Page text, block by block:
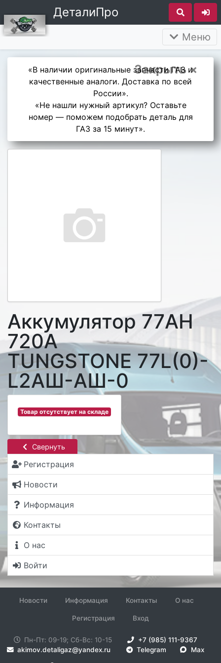
ДеталиПро
Меню
Закрыть ×
«В наличии оригинальные запчасти ГАЗ и
качественные аналоги. Доставка по всей
России».
«Не нашли нужный артикул? Оставьте
номер — поможем подобрать деталь для
ГАЗ за 15 минут».
Свернуть
Регистрация
Новости
Информация
Контакты
О нас
Войти
Аккумулятор 77AH
720A
TUNGSTONE 77L(0)-
L2АШ-АШ-0
Товар отсутствует на складе
Новости Информация Контакты О нас
Регистрация Вход
Пн-Пт: 09-19; Сб-Вс: 10-15
+7 (985) 111-9367
akimov.detaligaz@yandex.ru
Telegram Max